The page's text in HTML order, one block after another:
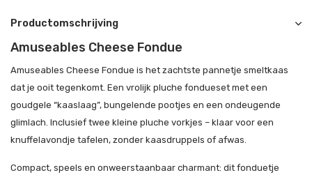
Productomschrijving
Amuseables Cheese Fondue
Amuseables Cheese Fondue is het zachtste pannetje smeltkaas
dat je ooit tegenkomt. Een vrolijk pluche fondueset met een
goudgele “kaaslaag”, bungelende pootjes en een ondeugende
glimlach. Inclusief twee kleine pluche vorkjes – klaar voor een
knuffelavondje tafelen, zonder kaasdruppels of afwas.
Compact, speels en onweerstaanbaar charmant: dit fonduetje